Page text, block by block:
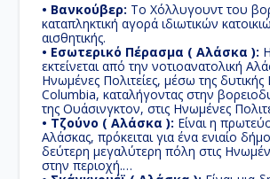
• Βανκούβερ: Το Χόλλυγουντ του
καταπληκτική αγορά ιδιωτικών
αισθητικής.
• Εσωτερικό Πέρασμα ( Αλάσκα ):
εκτείνεται από την νοτιοανατολική
Ηνωμένες Πολιτείες, μέσω της δυτικής
Columbia, καταλήγοντας στην βορειοδυτική πολιτεία
της Ουάσινγκτον, στις Ηνωμένες
• Τζούνο ( Αλάσκα ): Eίναι η
Αλάσκας, πρόκειται για ένα ενιαίο δήμο
δεύτερη μεγαλύτερη πόλη στις
στην περιοχή.